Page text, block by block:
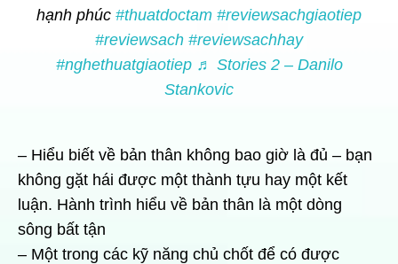
hạnh phúc #thuatdoctam #reviewsachgiaotiep
#reviewsach #reviewsachhay
#nghethuatgiaotiep ♬ Stories 2 – Danilo
Stankovic
– Hiểu biết về bản thân không bao giờ là đủ – bạn
không gặt hái được một thành tựu hay một kết
luận. Hành trình hiểu về bản thân là một dòng
sông bất tận
– Một trong các kỹ năng chủ chốt để có được